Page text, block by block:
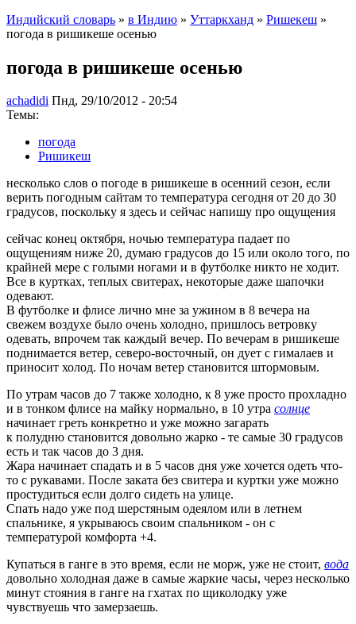
Индийский словарь » в Индию » Уттаркханд » Ришекеш »
погода в ришикеше осенью
погода в ришикеше осенью
achadidi Пнд, 29/10/2012 - 20:54
Темы:
погода
Ришикеш
несколько слов о погоде в ришикеше в осенний сезон, если
верить погодным сайтам то температура сегодня от 20 до 30
градусов, поскольку я здесь и сейчас напишу про ощущения
сейчас конец октября, ночью температура падает по
ощущениям ниже 20, думаю градусов до 15 или около того, по
крайней мере с голыми ногами и в футболке никто не ходит.
Все в куртках, теплых свитерах, некоторые даже шапочки
одевают.
В футболке и флисе лично мне за ужином в 8 вечера на
свежем воздухе было очень холодно, пришлось ветровку
одевать, впрочем так каждый вечер. По вечерам в ришикеше
поднимается ветер, северо-восточный, он дует с гималаев и
приносит холод. По ночам ветер становится штормовым.
По утрам часов до 7 также холодно, к 8 уже просто прохладно
и в тонком флисе на майку нормально, в 10 утра солнце
начинает греть конкретно и уже можно загарать
к полудню становится довольно жарко - те самые 30 градусов
есть и так часов до 3 дня.
Жара начинает спадать и в 5 часов дня уже хочется одеть что-
то с рукавами. После заката без свитера и куртки уже можно
простудиться если долго сидеть на улице.
Спать надо уже под шерстяным одеялом или в летнем
спальнике, я укрываюсь своим спальником - он с
температурой комфорта +4.
Купаться в ганге в это время, если не морж, уже не стоит, вода
довольно холодная даже в самые жаркие часы, через несколько
минут стояния в ганге на гхатах по щиколодку уже
чувствуешь что замерзаешь.